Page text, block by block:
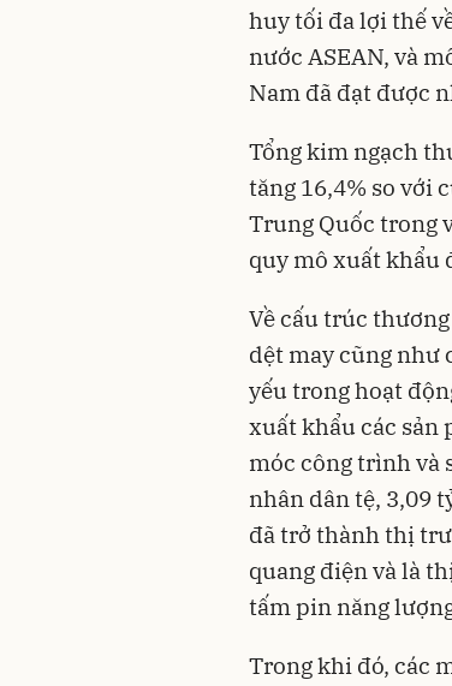
huy tối đa lợi thế
nước ASEAN, và
Nam đã đạt được
Tổng kim ngạch
tăng 16,4% so với
Trung Quốc trong
quy mô xuất khẩu
Về cấu trúc
dệt may cũng như
yếu trong hoạt
xuất khẩu các sản
móc công trình và
nhân dân tệ, 3,09
đã trở thành thị
quang điện và là
tấm pin năng
Trong khi đó, các